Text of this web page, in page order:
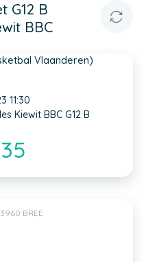
G12 B
BBC
Vlaanderen)
11:30
Kiewit BBC G12 B
BREE